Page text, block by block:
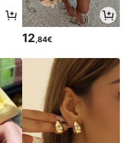
12,84€